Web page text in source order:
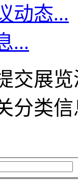
动态...
...
交展
分类